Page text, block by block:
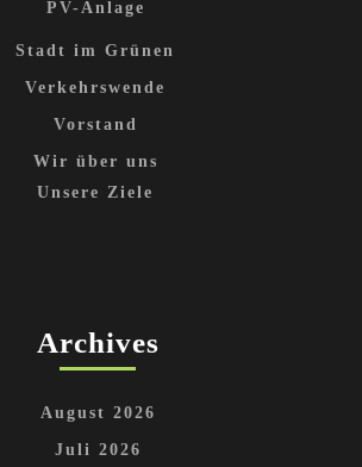
PV-Anlage
Stadt im Grünen
Verkehrswende
Vorstand
Wir über uns
Unsere Ziele
Archives
August 2026
Juli 2026